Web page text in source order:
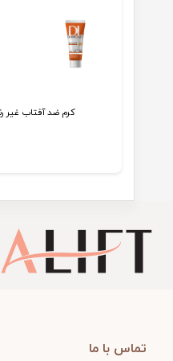
کرم ضد آفتاب
تماس با ما